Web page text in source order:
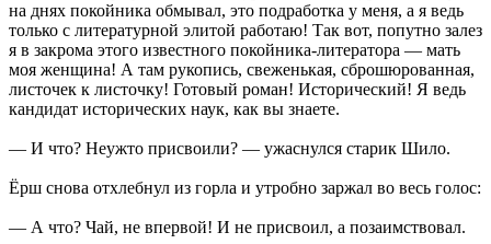
на днях покойника обмывал, это подработка у меня, а я ведь
только с литературной элитой работаю! Так вот, попутно залез
я в закрома этого известного покойника-литератора — мать
моя женщина! А там рукопись, свеженькая, сброшюрованная,
листочек к листочку! Готовый роман! Исторический! Я ведь
кандидат исторических наук, как вы знаете.
— И что? Неужто присвоили? — ужаснулся старик Шило.
Ёрш снова отхлебнул из горла и утробно заржал во весь голос:
— А что? Чай, не впервой! И не присвоил, а позаимствовал.